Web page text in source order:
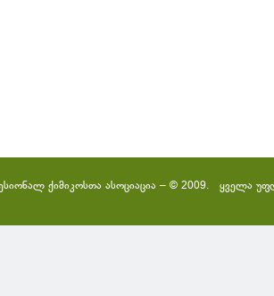
ქიმიკოსთა ასოციაცია – © 2009. ყველა